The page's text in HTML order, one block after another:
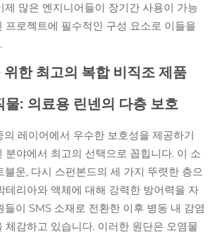
제 많은 엔지니어들이 장기간 사용이 가능
프로젝트에 필수적인 구성 요소로 이들을
한 최고의 복합 비직조 제품
물: 의료용 린넨의 다층 보호
의 레이어에서 우수한 보호성을 제공하기
분야에서 최고의 선택으로 꼽힙니다. 이 소
블운, 다시 스펀본드의 세 가지 뚜렷한 층으
테리아와 액체에 대해 강력한 방어력을 자
들이 SMS 소재로 전환한 이후 병동 내 감염
체감하고 있습니다. 이러한 원단은 오염물